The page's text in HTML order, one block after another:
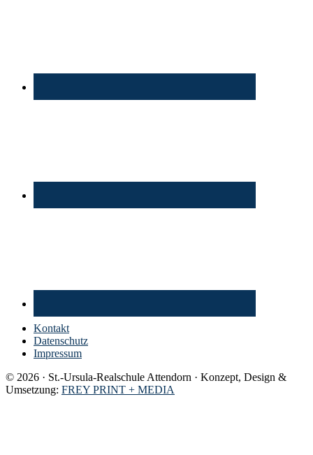
Kontakt
Datenschutz
Impressum
© 2026 · St.-Ursula-Realschule Attendorn · Konzept, Design &
Umsetzung: FREY PRINT + MEDIA